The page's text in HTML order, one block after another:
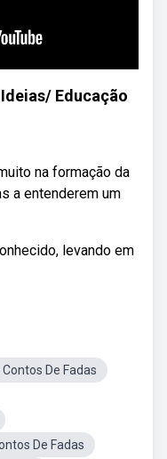
Educação
na formação da
a entenderem um
levando em
Contos De Fadas
De Fadas